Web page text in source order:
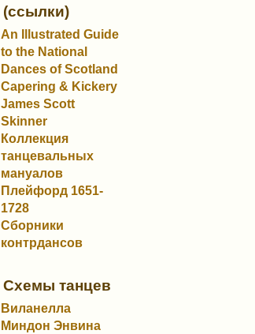
(ссылки)
An Illustrated Guide
to the National
Dances of Scotland
Capering & Kickery
James Scott
Skinner
Коллекция
танцевальных
мануалов
Плейфорд 1651-
1728
Сборники
контрдансов
Схемы танцев
Виланелла
Миндон Энвина